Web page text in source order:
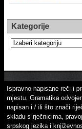
Kategorije
Kategorije
Ispravno napisane reči i
mjestu. Gramatika
napisan i / ili što znači
skladu s rječnicima,
srpskog jezika i